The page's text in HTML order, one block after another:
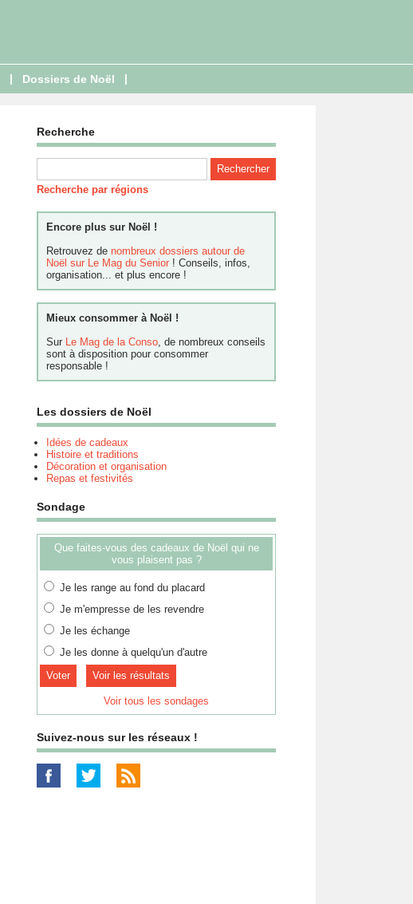
| Dossiers de Noël |
Recherche
Recherche par régions
Encore plus sur Noël !
Retrouvez de nombreux dossiers autour de
Noël sur Le Mag du Senior ! Conseils, infos,
organisation... et plus encore !
Mieux consommer à Noël !
Sur Le Mag de la Conso, de nombreux conseils
sont à disposition pour consommer
responsable !
Les dossiers de Noël
Idées de cadeaux
Histoire et traditions
Décoration et organisation
Repas et festivités
Sondage
Que faites-vous des cadeaux de Noël qui ne
vous plaisent pas ?
Je les range au fond du placard
Je m'empresse de les revendre
Je les échange
Je les donne à quelqu'un d'autre
Voir les résultats
Voir tous les sondages
Suivez-nous sur les réseaux !